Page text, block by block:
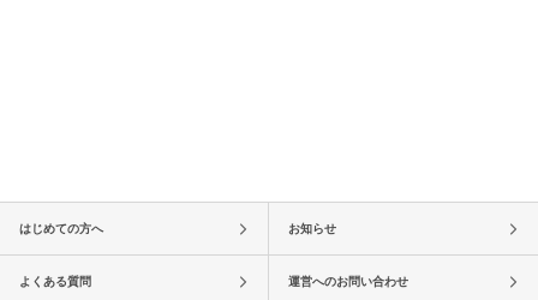
はじめての方へ お知らせ
よくある質問 運営へのお問い合わせ